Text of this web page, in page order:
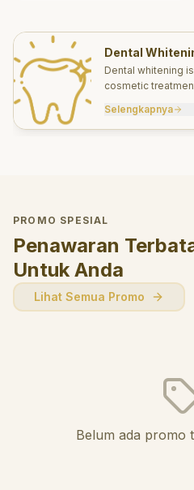
Dental
Dental whitening
cosmetic
effectively.
Selengkapnya
PROMO SPESIAL
Penawaran
Untuk Anda
Lihat Semua Promo
Belum ada promo